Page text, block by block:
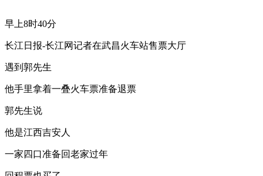
早上8时40分
长江日报-长江网记者在武昌火车站售票大厅
遇到郭先生
他手里拿着一叠火车票准备退票
郭先生说
他是江西吉安人
一家四口准备回老家过年